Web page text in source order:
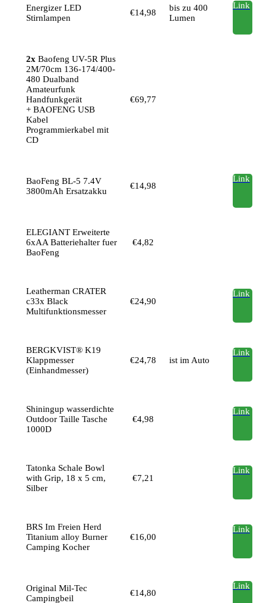
Energizer LED
Stirnlampen
€14,98
bis zu 400
Lumen
Link
2x Baofeng UV-5R Plus
2M/70cm 136-174/400-
480 Dualband
Amateurfunk
Handfunkgerät
+ BAOFENG USB
Kabel
Programmierkabel mit
CD
€69,77
BaoFeng BL-5 7.4V
3800mAh Ersatzakku
€14,98
Link
ELEGIANT Erweiterte
6xAA Batteriehalter fuer
BaoFeng
€4,82
Leatherman CRATER
c33x Black
Multifunktionsmesser
€24,90
Link
BERGKVIST® K19
Klappmesser
(Einhandmesser)
€24,78 ist im Auto
Link
Shiningup wasserdichte
Outdoor Taille Tasche
1000D
€4,98
Link
Tatonka Schale Bowl
with Grip, 18 x 5 cm,
Silber
€7,21
Link
BRS Im Freien Herd
Titanium alloy Burner
Camping Kocher
€16,00
Link
Original Mil-Tec
Campingbeil
€14,80
Link